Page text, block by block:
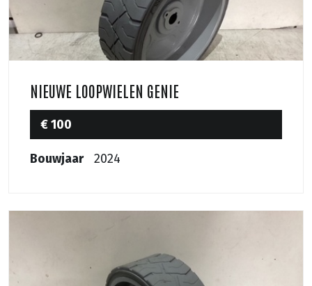
NIEUWE LOOPWIELEN GENIE
€ 100
Bouwjaar 2024